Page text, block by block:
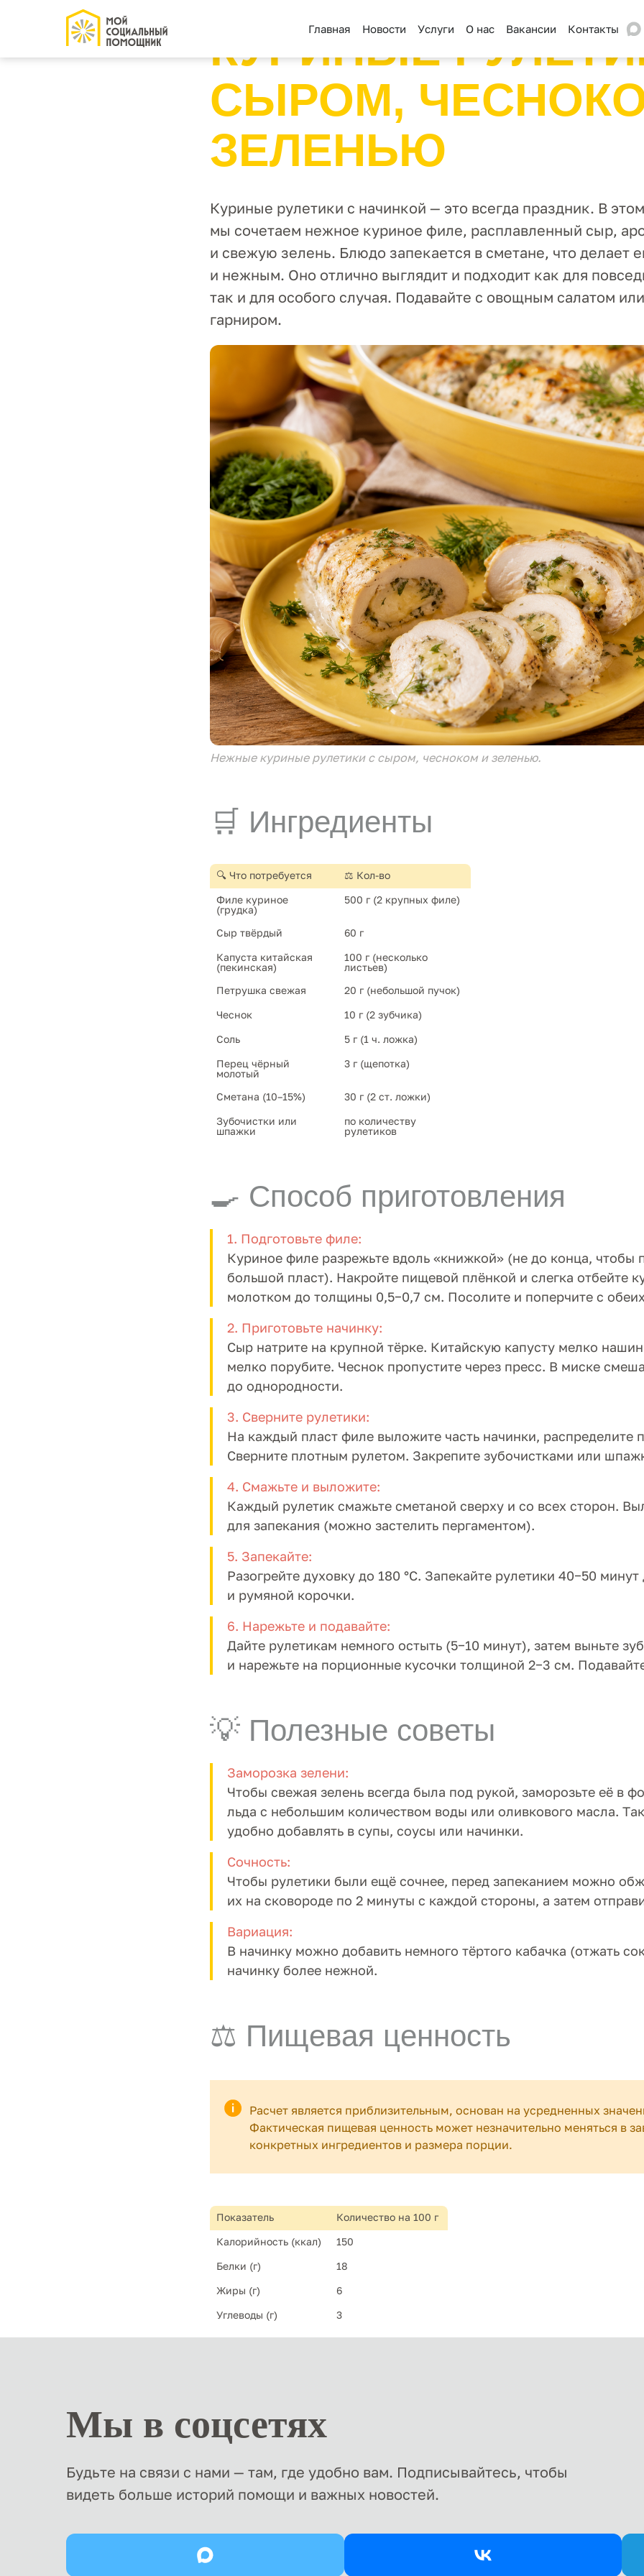
Главная Новости Услуги О нас Вакансии Контакты
КУРИНЫЕ
СЫРОМ,
ЗЕЛЕНЬЮ
Куриные рулетики с начинкой — это всегда праздник. В
мы сочетаем нежное куриное филе, расплавленный сыр,
и свежую зелень. Блюдо запекается в сметане, что делает
и нежным. Оно отлично выглядит и подходит как для
так и для особого случая. Подавайте с овощным салатом
гарниром.
Нежные куриные рулетики с сыром, чесноком и зеленью.
🛒 Ингредиенты
🔍 Что потребуется
⚖️ Кол-во
Филе куриное
(грудка)
500 г (2 крупных филе)
Сыр твёрдый
60 г
Капуста китайская
(пекинская)
100 г (несколько
листьев)
Петрушка свежая
20 г (небольшой пучок)
Чеснок
10 г (2 зубчика)
Соль
5 г (1 ч. ложка)
Перец чёрный
молотый
3 г (щепотка)
Сметана (10–15%)
30 г (2 ст. ложки)
Зубочистки или
шпажки
по количеству
рулетиков
🍳 Способ приготовления
1. Подготовьте филе:
Куриное филе разрежьте вдоль «книжкой» (не до конца, чтобы
большой пласт). Накройте пищевой плёнкой и слегка отбейте
молотком до толщины 0,5−0,7 см. Посолите и поперчите с
2. Приготовьте начинку:
Сыр натрите на крупной тёрке. Китайскую капусту мелко
мелко порубите. Чеснок пропустите через пресс. В миске
до однородности.
3. Сверните рулетики:
На каждый пласт филе выложите часть начинки, распределите
Сверните плотным рулетом. Закрепите зубочистками или
4. Смажьте и выложите:
Каждый рулетик смажьте сметаной сверху и со всех сторон.
для запекания (можно застелить пергаментом).
5. Запекайте:
Разогрейте духовку до 180 °C. Запекайте рулетики 40−50 минут
и румяной корочки.
6. Нарежьте и подавайте:
Дайте рулетикам немного остыть (5−10 минут), затем выньте
и нарежьте на порционные кусочки толщиной 2−3 см.
💡 Полезные советы
Заморозка зелени:
Чтобы свежая зелень всегда была под рукой, заморозьте её в
льда с небольшим количеством воды или оливкового масла.
удобно добавлять в супы, соусы или начинки.
Сочность:
Чтобы рулетики были ещё сочнее, перед запеканием можно
их на сковороде по 2 минуты с каждой стороны, а затем
Вариация:
В начинку можно добавить немного тёртого кабачка (отжать
начинку более нежной.
⚖️ Пищевая ценность
Расчет является приблизительным, основан на усредненных
Фактическая пищевая ценность может незначительно меняться в
конкретных ингредиентов и размера порции.
Показатель
Количество на 100 г
Калорийность (ккал)
150
Белки (г)
18
Жиры (г)
6
Углеводы (г)
3
Мы в соцсетях
Будьте на связи с нами — там, где удобно вам. Подписывайтесь, чтобы
видеть больше историй помощи и важных новостей.